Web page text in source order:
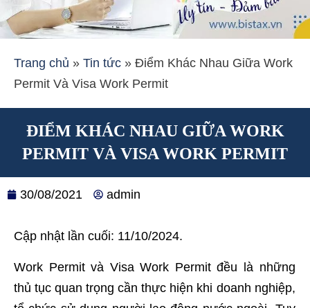
Trang chủ » Tin tức » Điểm Khác Nhau Giữa Work
Permit Và Visa Work Permit
ĐIỂM KHÁC NHAU GIỮA WORK
PERMIT VÀ VISA WORK PERMIT
30/08/2021 admin
Cập nhật lần cuối: 11/10/2024.
Work Permit và Visa Work Permit đều là những
thủ tục quan trọng cần thực hiện khi doanh nghiệp,